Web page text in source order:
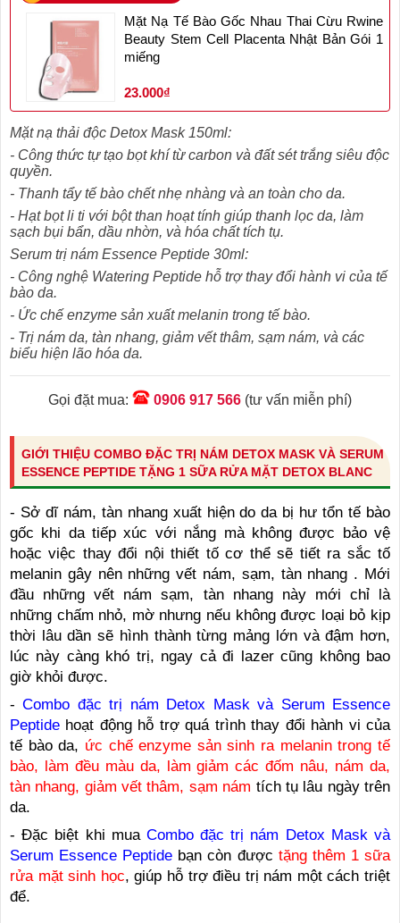
Mặt Nạ Tế Bào Gốc Nhau Thai Cừu Rwine
Beauty Stem Cell Placenta Nhật Bản Gói 1
miếng
23.000₫
Mặt nạ thải độc Detox Mask 150ml:
- Công thức tự tạo bọt khí từ carbon và đất sét trắng siêu độc
quyền.
- Thanh tẩy tế bào chết nhẹ nhàng và an toàn cho da.
- Hạt bọt li ti với bột than hoạt tính giúp thanh lọc da, làm
sạch bụi bẩn, dầu nhờn, và hóa chất tích tụ.
Serum trị nám Essence Peptide 30ml:
- Công nghệ Watering Peptide hỗ trợ thay đổi hành vi của tế
bào da.
- Ức chế enzyme sản xuất melanin trong tế bào.
- Trị nám da, tàn nhang, giảm vết thâm, sạm nám, và các
biểu hiện lão hóa da.
Gọi đặt mua: 0906 917 566 (tư vấn miễn phí)
GIỚI THIỆU COMBO ĐẶC TRỊ NÁM DETOX MASK VÀ SERUM
ESSENCE PEPTIDE TẶNG 1 SỮA RỬA MẶT DETOX BLANC
- Sở dĩ nám, tàn nhang xuất hiện do da bị hư tổn tế bào
gốc khi da tiếp xúc với nắng mà không được bảo vệ
hoặc việc thay đổi nội thiết tố cơ thể sẽ tiết ra sắc tố
melanin gây nên những vết nám, sạm, tàn nhang . Mới
đầu những vết nám sạm, tàn nhang này mới chỉ là
những chấm nhỏ, mờ nhưng nếu không được loại bỏ kịp
thời lâu dần sẽ hình thành từng mảng lớn và đậm hơn,
lúc này càng khó trị, ngay cả đi lazer cũng không bao
giờ khỏi được.
-Combo đặc trị nám Detox Mask và Serum Essence
Peptide hoạt động hỗ trợ quá trình thay đổi hành vi của
tế bào da, ức chế enzyme sản sinh ra melanin trong tế
bào, làm đều màu da, làm giảm các đốm nâu, nám da,
tàn nhang, giảm vết thâm, sạm nám tích tụ lâu ngày trên
da.
- Đặc biệt khi mua Combo đặc trị nám Detox Mask và
Serum Essence Peptide bạn còn được tặng thêm 1 sữa
rửa mặt sinh học, giúp hỗ trợ điều trị nám một cách triệt
để.